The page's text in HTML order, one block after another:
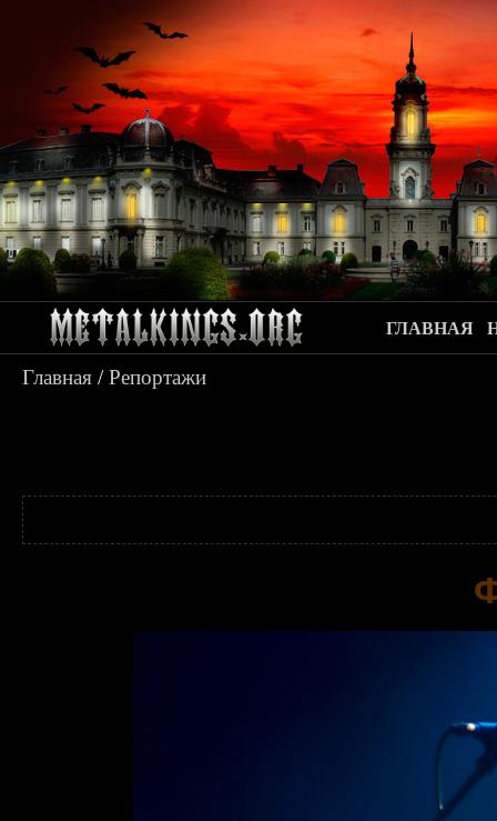
ГЛАВНАЯ
Главная /Репортажи